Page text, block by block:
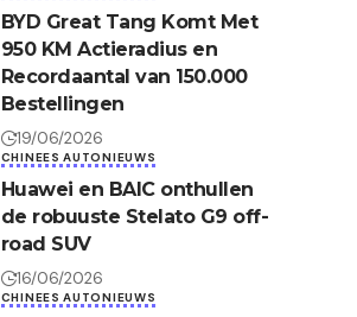
BYD Great Tang Komt Met
950 KM Actieradius en
Recordaantal van 150.000
Bestellingen
19/06/2026
CHINEES AUTONIEUWS
Huawei en BAIC onthullen
de robuuste Stelato G9 off-
road SUV
16/06/2026
CHINEES AUTONIEUWS